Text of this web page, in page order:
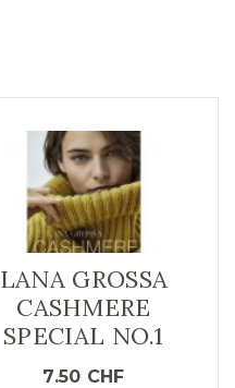
LANA GROSSA
CASHMERE
SPECIAL NO.1
7.50 CHF